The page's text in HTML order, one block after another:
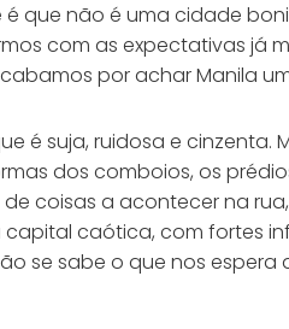
é que não é uma cidade
com as expectativas já
por achar Manila
é suja, ruidosa e
dos comboios, os
coisas a acontecer na
caótica, com fortes
se sabe o que nos espera